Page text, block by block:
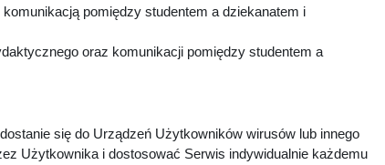
pomiędzy studentem a dziekanatem i
oraz komunikacji pomiędzy studentem a
się do Urządzeń Użytkowników wirusów lub innego
Użytkownika i dostosować Serwis indywidualnie każdemu